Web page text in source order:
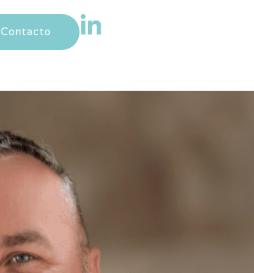
Contacto